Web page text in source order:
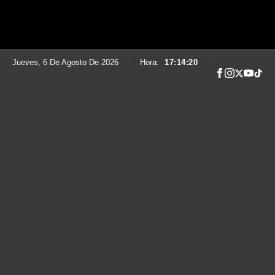
Jueves, 6 De Agosto De 2026 Hora: 17:14:21